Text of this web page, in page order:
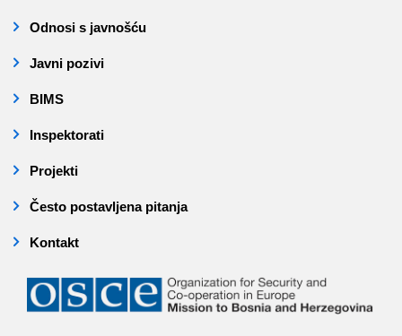
Odnosi s javnošću
Javni pozivi
BIMS
Inspektorati
Projekti
Često postavljena pitanja
Kontakt